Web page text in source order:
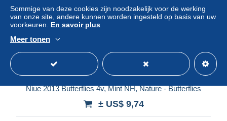
Niue 2013 Butterflies 4v, Mint NH, Nature - Butterflies
± US$ 9,74
Sommige van deze cookies zijn noodzakelijk voor de werking
van onze site, andere kunnen worden ingesteld op basis van uw
voorkeuren. En savoir plus
Meer tonen